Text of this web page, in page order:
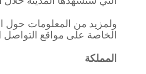
ولمزيد من المعلومات حول
الخاصة على مواقع التواصل
المملكة